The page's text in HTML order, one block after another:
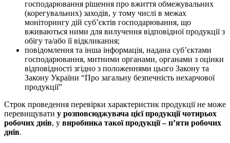
господарювання рішення про вжиття обмежувальних
(корегувальних) заходів, у тому числі в межах
моніторингу дій суб’єктів господарювання, що
вживаються ними для вилучення відповідної продукції з
обігу та/або її відкликання;
повідомлення та інша інформація, надана суб’єктами
господарювання, митними органами, органами з оцінки
відповідності згідно з положеннями цього Закону та
Закону України “Про загальну безпечність нехарчової
продукції”
Строк проведення перевірки характеристик продукції не може
перевищувати у розповсюджувача цієї продукції чотирьох
робочих днів, у виробника такої продукції – п’яти робочих
днів.